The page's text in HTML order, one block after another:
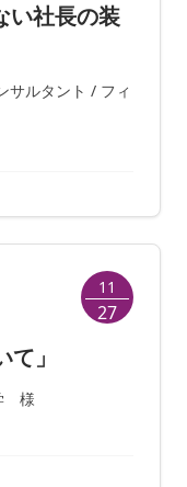
い社長の装
サルタント / フィ
11
27
」
千田 学 様